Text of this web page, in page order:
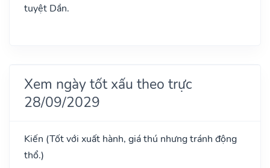
tuyệt Dần.
Xem ngày tốt xấu theo trực
28/09/2029
Kiến (Tốt với xuất hành, giá thú nhưng tránh động
thổ.)